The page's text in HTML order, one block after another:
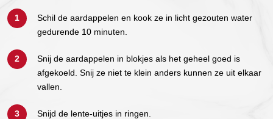
Schil de aardappelen en kook ze in licht gezouten water
gedurende 10 minuten.
Snij de aardappelen in blokjes als het geheel goed is
afgekoeld. Snij ze niet te klein anders kunnen ze uit elkaar
vallen.
Snijd de lente-uitjes in ringen.